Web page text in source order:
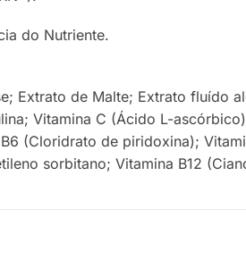
do Nutriente.
Extrato de Malte; Extrato fluído
Vitamina C (Ácido L-
(Cloridrato de piridoxina);
sorbitano; Vitamina B12